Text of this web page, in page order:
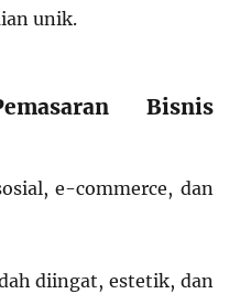
unik.
Bisnis
e-commerce, dan
diingat, estetik, dan